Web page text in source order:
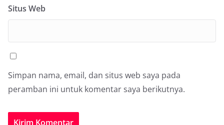
Situs Web
Simpan nama, email, dan situs web saya pada
peramban ini untuk komentar saya berikutnya.